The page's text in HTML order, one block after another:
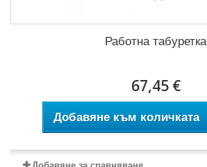
Работна табуретка
67,45 €
Добавяне към количката